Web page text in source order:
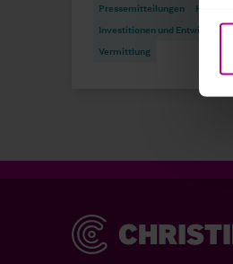
Pressemitteilungen
Hotels
Investitionen und Entwicklung
Vermittlung
Christie & Co